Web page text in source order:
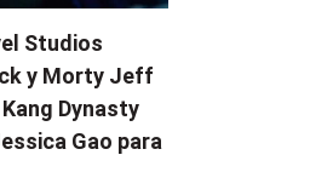
Studios
y Morty Jeff
Dynasty
Gao para